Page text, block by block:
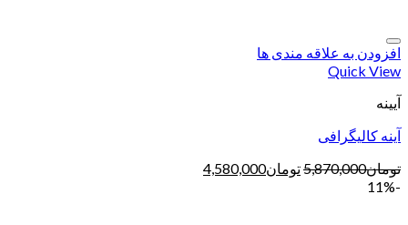
افزودن به علاقه مندی ها
Quick View
آیینه
آینه کالیگرافی
تومان5,870,000تومان4,580,000
-11%